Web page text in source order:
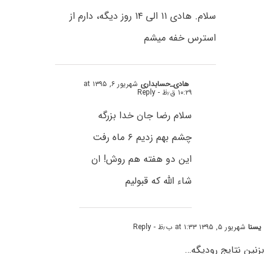
سلام. هادی ۱۱ الی ۱۴ روز دیگه، دارم از
استرس خفه میشم
هادی_حسابداری شهریور ۶, ۱۳۹۵ at
۱۰:۲۹ ق٫ظ - Reply
سلام رضا جان خدا بزرگه
چشم بهم زدیم ۶ ماه رفت
این دو هفته هم روش! ان
شاء الله که قبولیم
یسناشهریور ۵, ۱۳۹۵ at ۱:۳۳ ب٫ظ - Reply
بزنین نتایج رودیگه…